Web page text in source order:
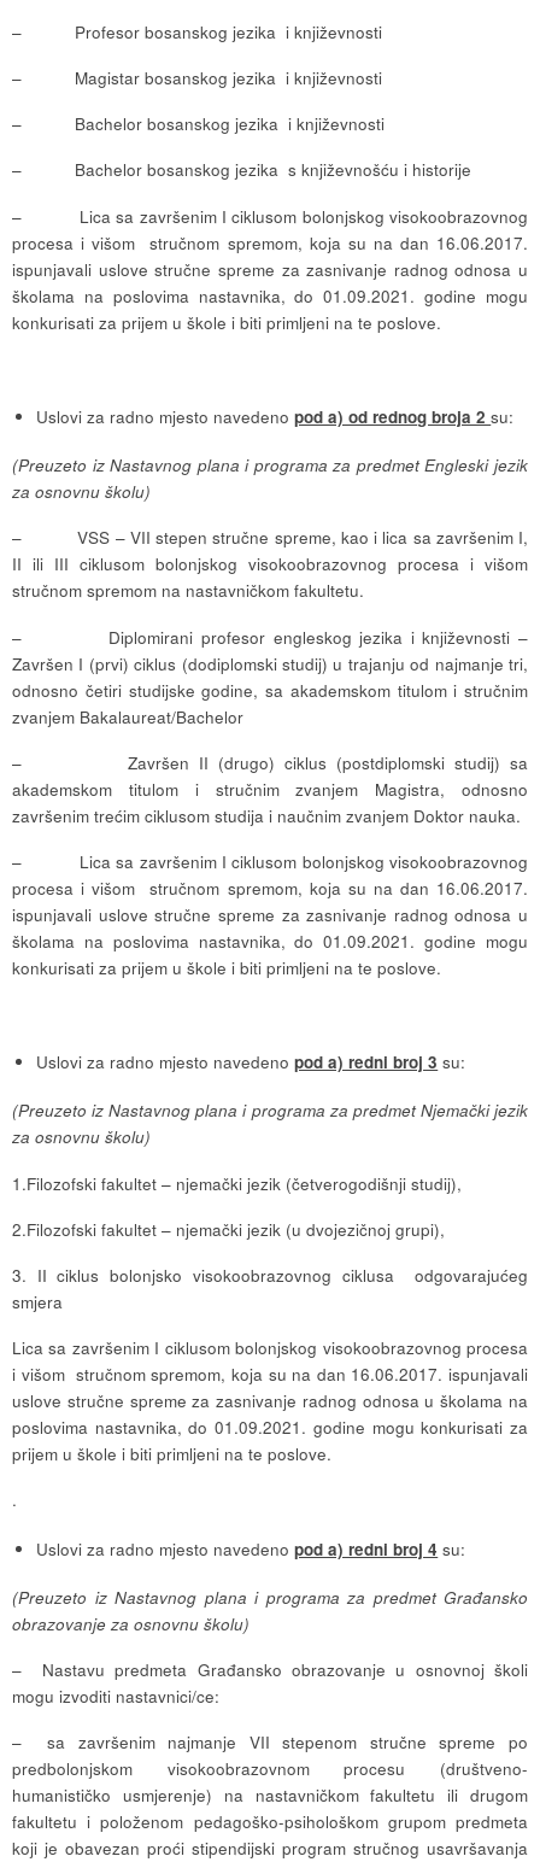
– Profesor bosanskog jezika i književnosti
– Magistar bosanskog jezika i književnosti
– Bachelor bosanskog jezika i književnosti
– Bachelor bosanskog jezika s književnošću i historije
– Lica sa završenim I ciklusom bolonjskog visokoobrazovnog
procesa i višom stručnom spremom, koja su na dan 16.06.2017.
ispunjavali uslove stručne spreme za zasnivanje radnog odnosa u
školama na poslovima nastavnika, do 01.09.2021. godine mogu
konkurisati za prijem u škole i biti primljeni na te poslove.
Uslovi za radno mjesto navedenopod a) od rednog broja 2su:
(Preuzeto iz Nastavnog plana i programa za predmet Engleski jezik
za osnovnu školu)
– VSS – VII stepen stručne spreme, kao i lica sa završenim I,
II ili III ciklusom bolonjskog visokoobrazovnog procesa i višom
stručnom spremom na nastavničkom fakultetu.
– Diplomirani profesor engleskog jezika i književnosti –
Završen I (prvi) ciklus (dodiplomski studij) u trajanju od najmanje tri,
odnosno četiri studijske godine, sa akademskom titulom i stručnim
zvanjem Bakalaureat/Bachelor
– Završen II (drugo) ciklus (postdiplomski studij) sa
akademskom titulom i stručnim zvanjem Magistra, odnosno
završenim trećim ciklusom studija i naučnim zvanjem Doktor nauka.
– Lica sa završenim I ciklusom bolonjskog visokoobrazovnog
procesa i višom stručnom spremom, koja su na dan 16.06.2017.
ispunjavali uslove stručne spreme za zasnivanje radnog odnosa u
školama na poslovima nastavnika, do 01.09.2021. godine mogu
konkurisati za prijem u škole i biti primljeni na te poslove.
Uslovi za radno mjesto navedenopod a) redni broj 3 su:
(Preuzeto iz Nastavnog plana i programa za predmet Njemački jezik
za osnovnu školu)
1.Filozofski fakultet – njemački jezik (četverogodišnji studij),
2.Filozofski fakultet – njemački jezik (u dvojezičnoj grupi),
3. II ciklus bolonjsko visokoobrazovnog ciklusa odgovarajućeg
smjera
Lica sa završenim I ciklusom bolonjskog visokoobrazovnog procesa
i višom stručnom spremom, koja su na dan 16.06.2017. ispunjavali
uslove stručne spreme za zasnivanje radnog odnosa u školama na
poslovima nastavnika, do 01.09.2021. godine mogu konkurisati za
prijem u škole i biti primljeni na te poslove.
.
Uslovi za radno mjesto navedenopod a) redni broj 4 su:
(Preuzeto iz Nastavnog plana i programa za predmet Građansko
obrazovanje za osnovnu školu)
– Nastavu predmeta Građansko obrazovanje u osnovnoj školi
mogu izvoditi nastavnici/ce:
– sa završenim najmanje VII stepenom stručne spreme po
predbolonjskom visokoobrazovnom procesu (društveno-
humanističko usmjerenje) na nastavničkom fakultetu ili drugom
fakultetu i položenom pedagoško-psihološkom grupom predmeta
koji je obavezan proći stipendijski program stručnog usavršavanja